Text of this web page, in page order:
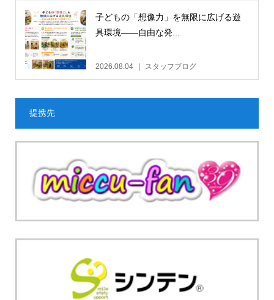
子どもの「想像力」を無限に広げる遊
具環境——自由な発...
2026.08.04 スタッフブログ
提携先